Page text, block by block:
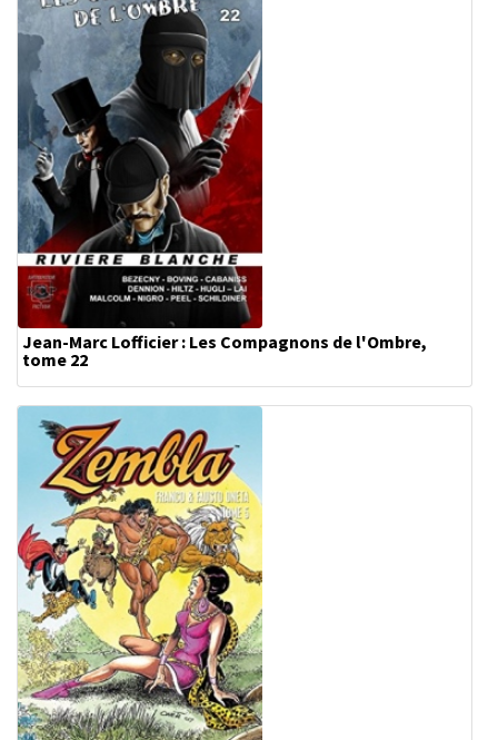
Jean-Marc Lofficier : Les Compagnons de l'Ombre,
tome 22